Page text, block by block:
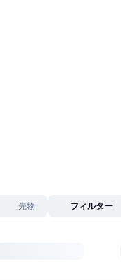
先物 フィルター